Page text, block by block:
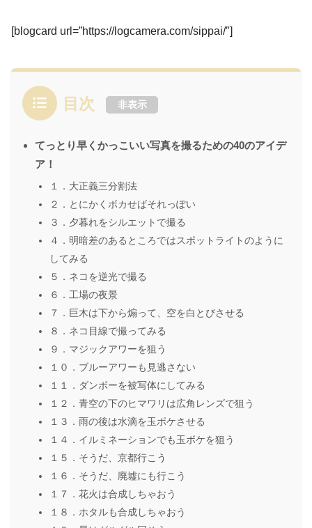
[blogcard url=”https://logcamera.com/sippai/″]
目次 非表示
てっとり早くかっこいい写真を撮るための40のアイデ
ア！
１．大正義三分割法
２．とにかくボカせばそれっぽい
３．夕暮れをシルエットで撮る
４．明暗差のあるところではスポットライトのように
してみる
５．ネコを逆光で撮る
６．工場の夜景
７．巨木は下から煽って、空を白とびさせる
８．ネコ目線で撮ってみる
９．マジックアワーを狙う
１０．ブルーアワーも見逃さない
１１．ダンボーを被写体にしてみる
１２．青空の下のヒマワリは広角レンズで狙う
１３．雨の後は水滴を玉ボケさせる
１４．イルミネーションでも玉ボケを狙う
１５．そうだ、京都行こう
１６．そうだ、廃墟にも行こう
１７．花火は合成しちゃおう
１８．ホタルも合成しちゃおう